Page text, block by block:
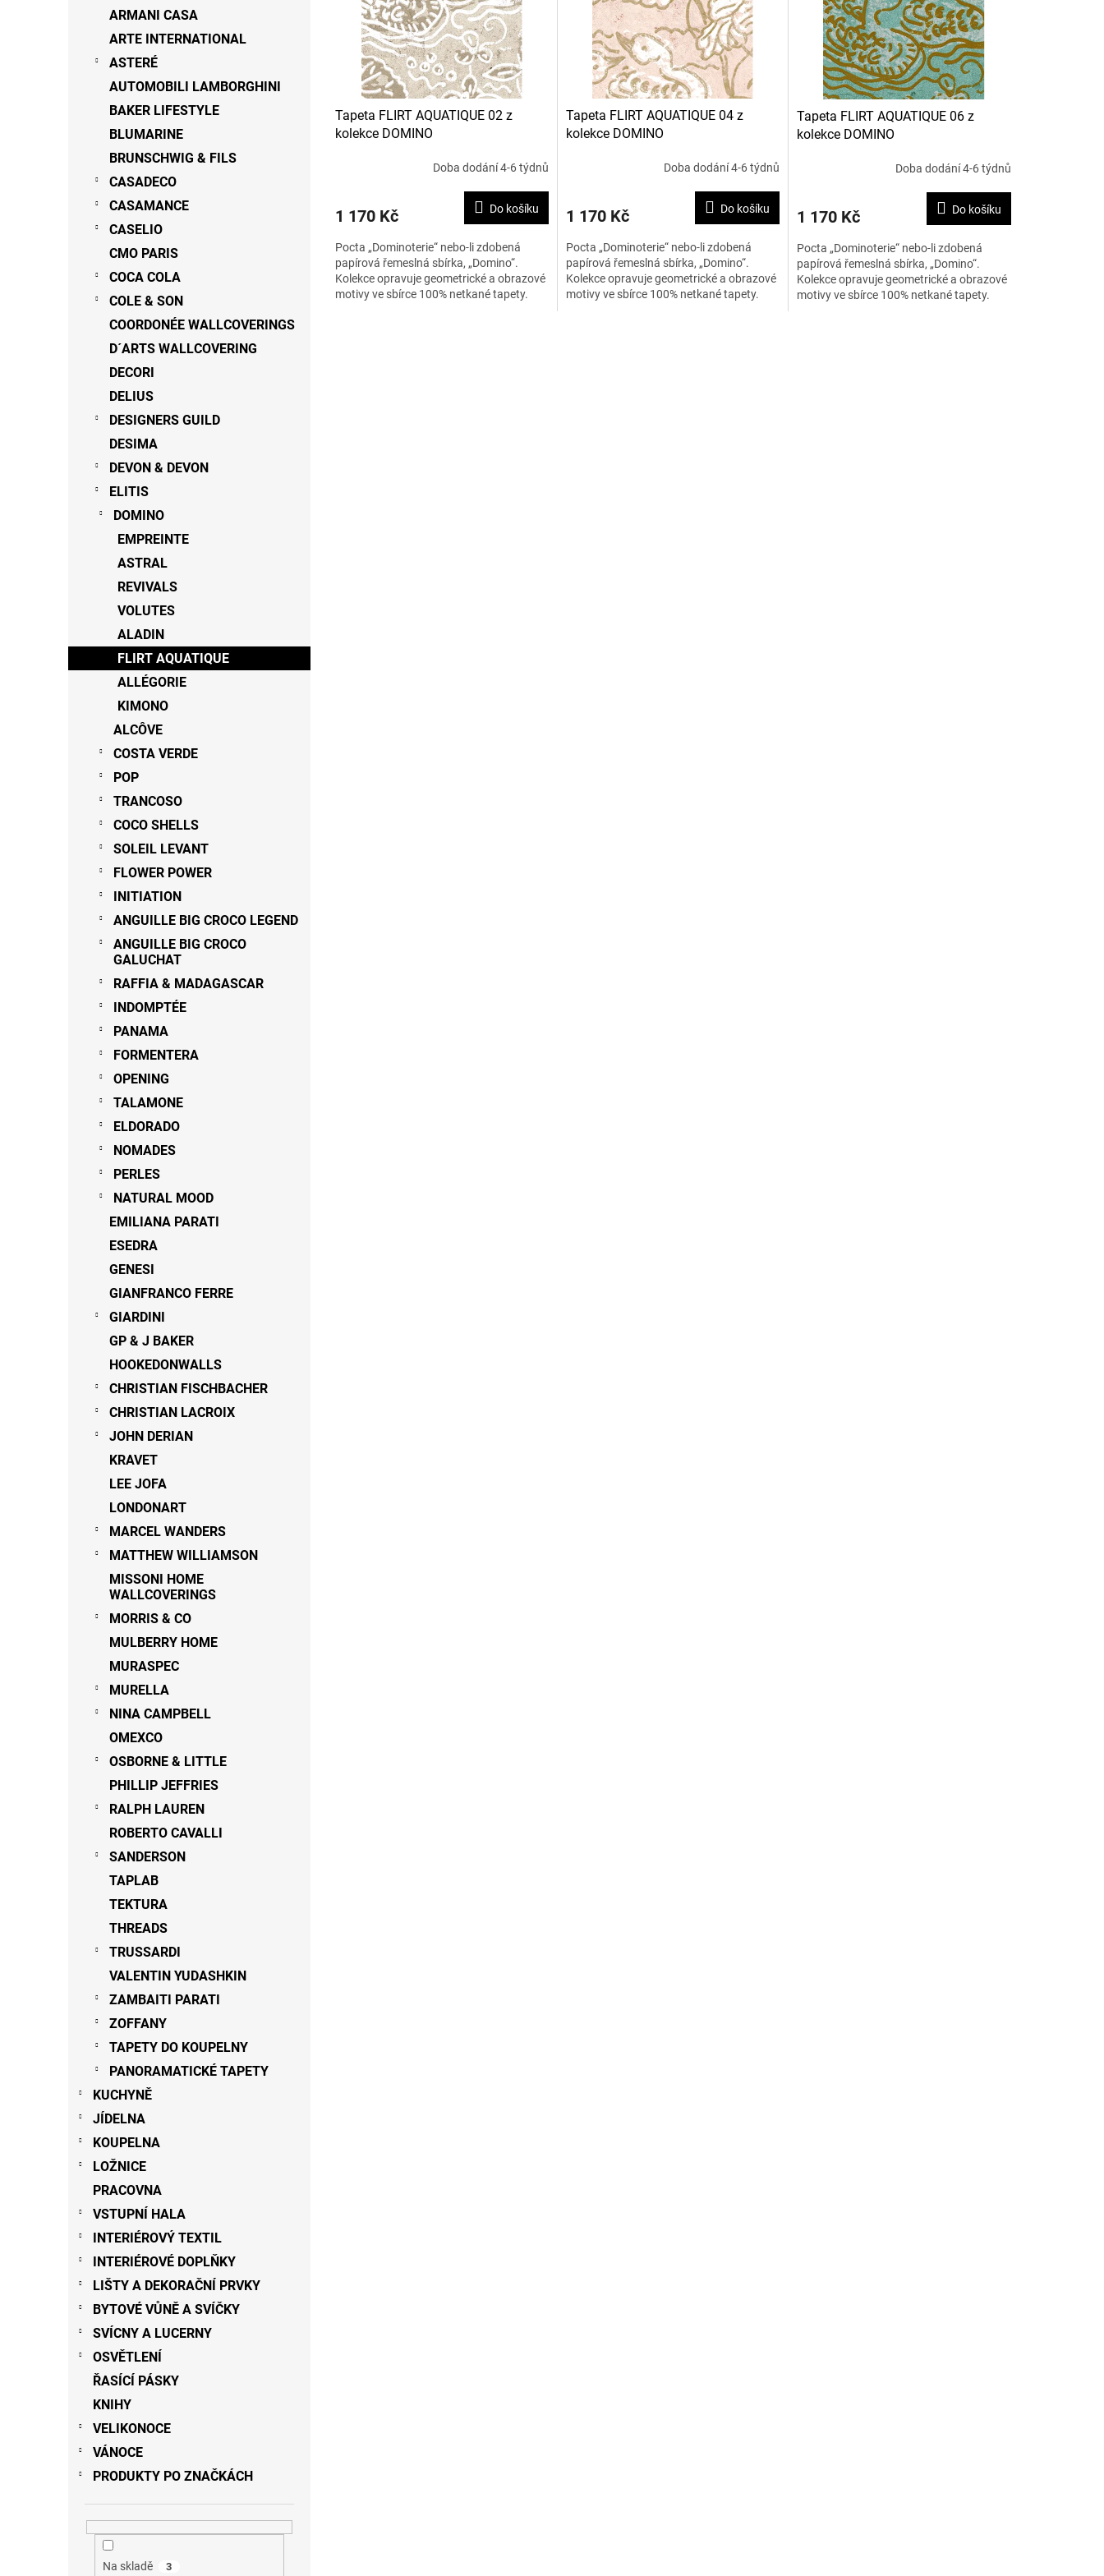
ARMANI CASA
ARTE INTERNATIONAL
ASTERÉ
AUTOMOBILI LAMBORGHINI
BAKER LIFESTYLE
BLUMARINE
BRUNSCHWIG & FILS
CASADECO
CASAMANCE
CASELIO
CMO PARIS
COCA COLA
COLE & SON
COORDONÉE WALLCOVERINGS
D´ARTS WALLCOVERING
DECORI
DELIUS
DESIGNERS GUILD
DESIMA
DEVON & DEVON
ELITIS
DOMINO
EMPREINTE
ASTRAL
REVIVALS
VOLUTES
ALADIN
FLIRT AQUATIQUE
ALLÉGORIE
KIMONO
ALCÔVE
COSTA VERDE
POP
TRANCOSO
COCO SHELLS
SOLEIL LEVANT
FLOWER POWER
INITIATION
ANGUILLE BIG CROCO LEGEND
ANGUILLE BIG CROCO
GALUCHAT
RAFFIA & MADAGASCAR
INDOMPTÉE
PANAMA
FORMENTERA
OPENING
TALAMONE
ELDORADO
NOMADES
PERLES
NATURAL MOOD
EMILIANA PARATI
ESEDRA
GENESI
GIANFRANCO FERRE
GIARDINI
GP & J BAKER
HOOKEDONWALLS
CHRISTIAN FISCHBACHER
CHRISTIAN LACROIX
JOHN DERIAN
KRAVET
LEE JOFA
LONDONART
MARCEL WANDERS
MATTHEW WILLIAMSON
MISSONI HOME
WALLCOVERINGS
MORRIS & CO
MULBERRY HOME
MURASPEC
MURELLA
NINA CAMPBELL
OMEXCO
OSBORNE & LITTLE
PHILLIP JEFFRIES
RALPH LAUREN
ROBERTO CAVALLI
SANDERSON
TAPLAB
TEKTURA
THREADS
TRUSSARDI
VALENTIN YUDASHKIN
ZAMBAITI PARATI
ZOFFANY
TAPETY DO KOUPELNY
PANORAMATICKÉ TAPETY
KUCHYNĚ
JÍDELNA
KOUPELNA
LOŽNICE
PRACOVNA
VSTUPNÍ HALA
INTERIÉROVÝ TEXTIL
INTERIÉROVÉ DOPLŇKY
LIŠTY A DEKORAČNÍ PRVKY
BYTOVÉ VŮNĚ A SVÍČKY
SVÍCNY A LUCERNY
OSVĚTLENÍ
ŘASÍCÍ PÁSKY
KNIHY
VELIKONOCE
VÁNOCE
PRODUKTY PO ZNAČKÁCH
Na skladě 3
Tapeta FLIRT AQUATIQUE 02 z
kolekce DOMINO
Doba dodání 4-6 týdnů
1 170 Kč Do košíku
Pocta „Dominoterie“ nebo-li zdobená
papírová řemeslná sbírka, „Domino“.
Kolekce opravuje geometrické a obrazové
motivy ve sbírce 100% netkané tapety.
Tapeta FLIRT AQUATIQUE 04 z
kolekce DOMINO
Doba dodání 4-6 týdnů
1 170 Kč Do košíku
Pocta „Dominoterie“ nebo-li zdobená
papírová řemeslná sbírka, „Domino“.
Kolekce opravuje geometrické a obrazové
motivy ve sbírce 100% netkané tapety.
Tapeta FLIRT AQUATIQUE 06 z
kolekce DOMINO
Doba dodání 4-6 týdnů
1 170 Kč Do košíku
Pocta „Dominoterie“ nebo-li zdobená
papírová řemeslná sbírka, „Domino“.
Kolekce opravuje geometrické a obrazové
motivy ve sbírce 100% netkané tapety.